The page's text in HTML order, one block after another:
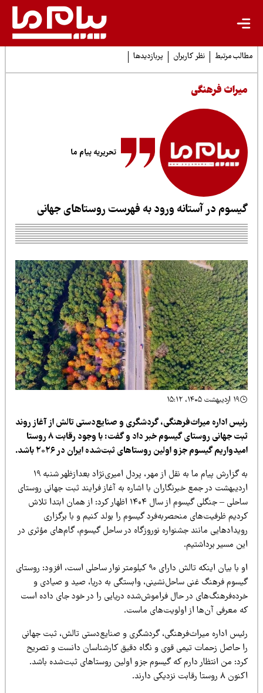
مرتبط نظر کاربران پربازدیدها
فرهنگی
تحریریه پیام ما
در آستانه ورود به فهرست روستاهای جهانی
اداره میراث‌فرهنگی، گردشگری و صنایع‌دستی تالش از آغاز روند
ثبت جهانی روستای گیسوم خبر داد و گفت: با وجود رقابت ۸ روستا
گیسوم جزو اولین روستاهای ثبت‌شده ایران در ۲۰۲۶ باشد.
به گزارش پیام ما به نقل از مهر، پردل امیری‌نژاد بعدازظهر شنبه ۱۹
در جمع خبرنگاران با اشاره به آغاز فرایند ثبت جهانی روستای
ساحلی – جنگلی گیسوم از سال ۱۴۰۴ اظهار کرد: از همان ابتدا تلاش
ظرفیت‌های منحصربه‌فرد گیسوم را بولد کنیم و با برگزاری
مانند جشنواره نوروزگاه در ساحل گیسوم، گام‌های مؤثری در
مسیر برداشتیم.
او با بیان اینکه تالش دارای ۹۰ کیلومتر نوار ساحلی است، افزود: روستای
فرهنگ غنی ساحل‌نشینی، وابستگی به دریا، صید و صیادی و
در حال فراموش‌شده دریایی را در خود جای داده است
معرفی آن‌ها از اولویت‌های ماست.
اداره میراث‌فرهنگی، گردشگری و صنایع‌دستی تالش، ثبت جهانی
حاصل زحمات تیمی قوی و نگاه دقیق کارشناسان دانست و تصریح
من انتظار دارم که گیسوم جزو اولین روستاهای ثبت‌شده باشد.
رقابت نزدیکی دارند.